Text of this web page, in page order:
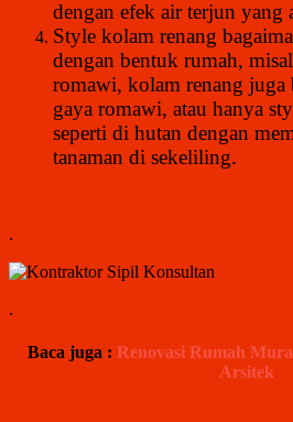
dengan efek air terjun yang
Style kolam renang
dengan bentuk rumah,
romawi, kolam renang
gaya romawi, atau hanya
seperti di hutan dengan
tanaman di sekeliling.
.
.
Baca juga : Renovasi Rumah
Arsitek